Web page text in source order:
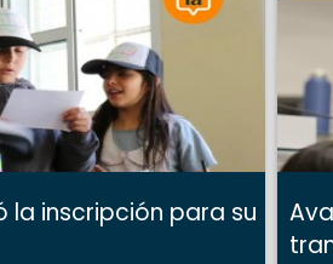
la inscripción para su